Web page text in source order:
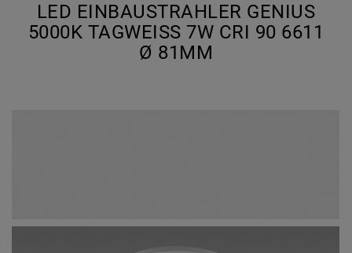
LED EINBAUSTRAHLER GENIUS
5000K TAGWEISS 7W CRI 90 6611 Ø
81MM